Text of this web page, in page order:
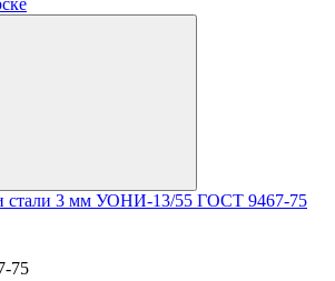
стали 3 мм УОНИ-13/55 ГОСТ 9467-75
75